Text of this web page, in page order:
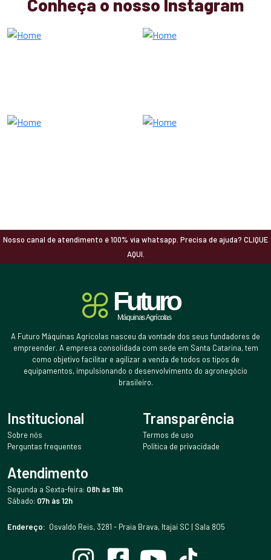
Conheça o nosso Instagram
Nosso canal de atendimento é 100% via whatsapp. Precisa de ajuda? CLIQUE
AQUI.
A Futuro Máquinas Agrícolas nasceu da vontade dos seus fundadores de
empreender. A empresa consolidada com sede em Santa Catarina, tem
como objetivo facilitar e agilizar a venda de todos os tipos de
equipamentos, impulsionando o desenvolvimento do agronegócio
brasileiro.
Institucional
Sobre nós
Perguntas frequentes
Transparência
Termos de uso
Política de privacidade
Atendimento
Segunda a Sexta-feira: 08h às 19h
Sábado: 07h às 12h
Endereço: Osvaldo Reis, 3281 - Praia Brava, Itajaí SC | Sala 805